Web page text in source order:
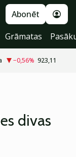
Abonēt
Grāmatas
−0,56% 923,11
divas